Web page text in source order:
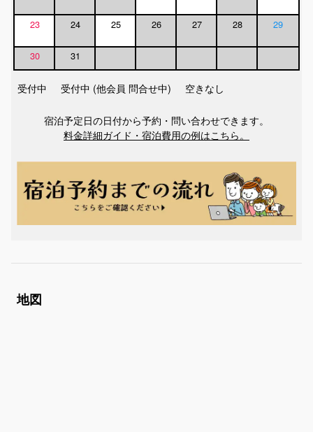
23 24 25 26 27 28 29
30 31
受付中 受付中 (他会員 問合せ中) 空きなし
宿泊予定日の日付から予約・問い合わせできます。
料金詳細ガイド・宿泊費用の例はこちら。
地図